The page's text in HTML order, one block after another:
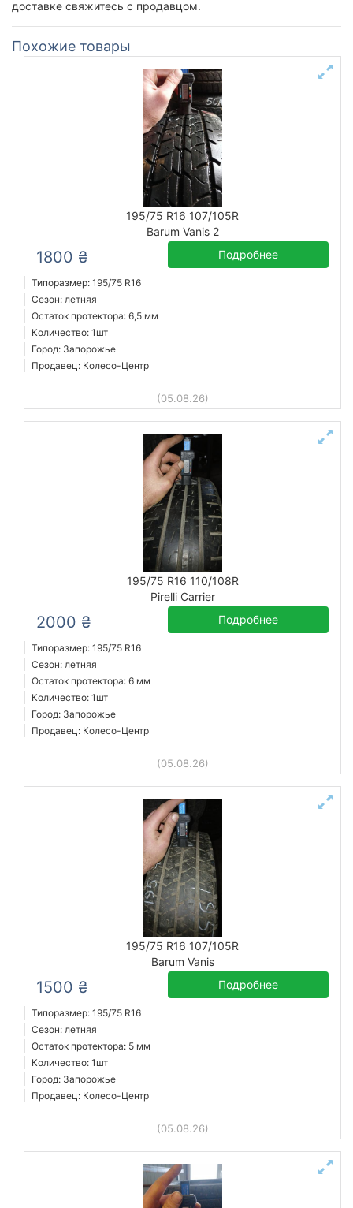
доставке свяжитесь с продавцом.
Похожие товары
195/75 R16 107/105R
Barum Vanis 2
1800 ₴ Подробнее
Типоразмер: 195/75 R16
Сезон: летняя
Остаток протектора: 6,5 мм
Количество: 1шт
Город: Запорожье
Продавец: Колесо-Центр
(05.08.26)
195/75 R16 110/108R
Pirelli Carrier
2000 ₴ Подробнее
Типоразмер: 195/75 R16
Сезон: летняя
Остаток протектора: 6 мм
Количество: 1шт
Город: Запорожье
Продавец: Колесо-Центр
(05.08.26)
195/75 R16 107/105R
Barum Vanis
1500 ₴ Подробнее
Типоразмер: 195/75 R16
Сезон: летняя
Остаток протектора: 5 мм
Количество: 1шт
Город: Запорожье
Продавец: Колесо-Центр
(05.08.26)